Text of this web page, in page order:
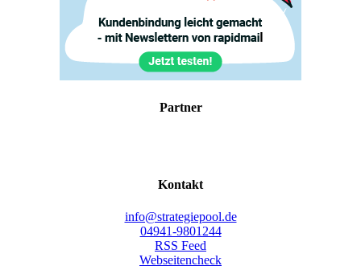
Part­ner
Kon­takt
info@strategiepool.de
04941-9801244
RSS Feed
Webseitencheck